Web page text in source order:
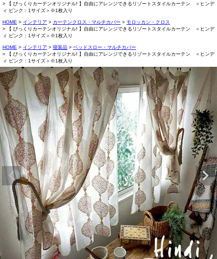
【 びっくりカーテンオリジナル! 】自由にアレンジできるリゾートスタイルカーテン ＜ヒンデ
ィ ピンク：1サイズ＞※1枚入り
HOME インテリア カーテンクロス・マルチカバー
モロッカン・クロス
【 びっくりカーテンオリジナル! 】自由にアレンジできるリゾートスタイルカーテン ＜ヒンデ
ィ ピンク：1サイズ＞※1枚入り
HOME インテリア 寝装品
ベッドスロー・マルチカバー
【 びっくりカーテンオリジナル! 】自由にアレンジできるリゾートスタイルカーテン ＜ヒンデ
ィ ピンク：1サイズ＞※1枚入り